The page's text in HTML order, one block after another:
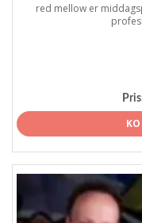
red mellow er